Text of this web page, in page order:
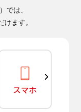
では、
ます。
スマホ